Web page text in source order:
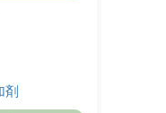
を入荷い
剤